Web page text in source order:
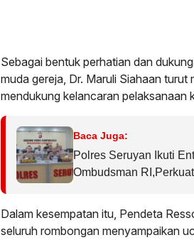
Sebagai bentuk perhatian dan
muda gereja, Dr. Maruli Siahaan
mendukung kelancaran pelaksanaan
Baca Juga:
Polres Seruyan Ikuti
Ombudsman
Dalam kesempatan itu, Pendeta
seluruh rombongan menyampaikan